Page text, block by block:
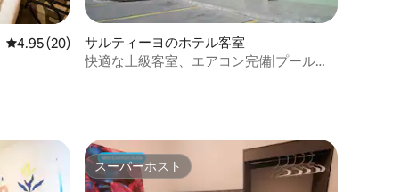
レビュー20件、5つ星中4.95つ星の平均評価
4.95 (20)
サルティーヨのホテル客室
快適な上級客室、エアコン完備|プール、
スーパーホスト
スーパーホスト